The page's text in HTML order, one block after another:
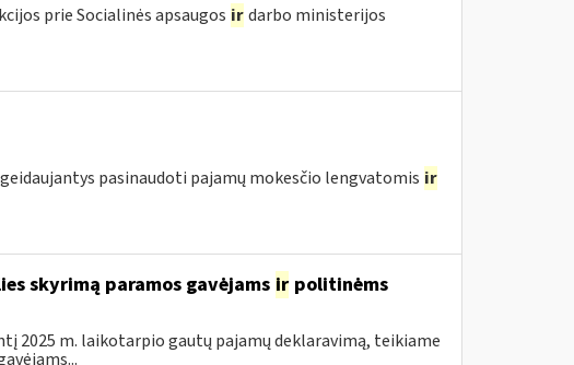
prie Socialinės apsaugos ir darbo ministerijos
pasinaudoti pajamų mokesčio lengvatomis ir
skyrimą paramos gavėjams irpolitinėms
2025 m. laikotarpio gautų pajamų deklaravimą, teikiame